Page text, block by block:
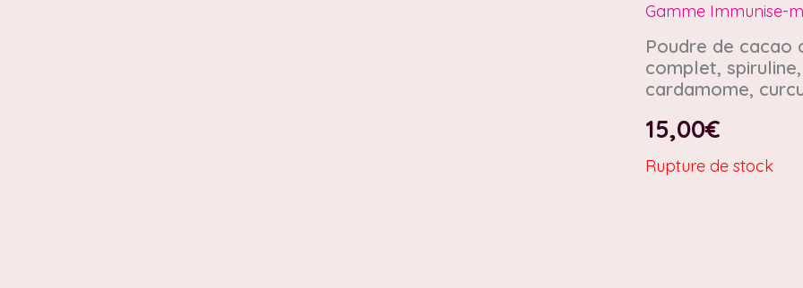
Gamme Immunise-
Poudre de cacao
complet,
cardamome,
15,00€
Rupture de stock